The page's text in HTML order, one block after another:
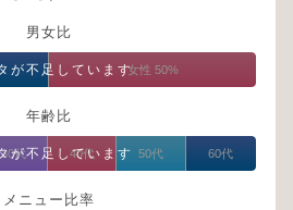
男女比
が不足しています女性 50%
年齢比
が不足しています
30代 40代 50代 60代
メニュー比率